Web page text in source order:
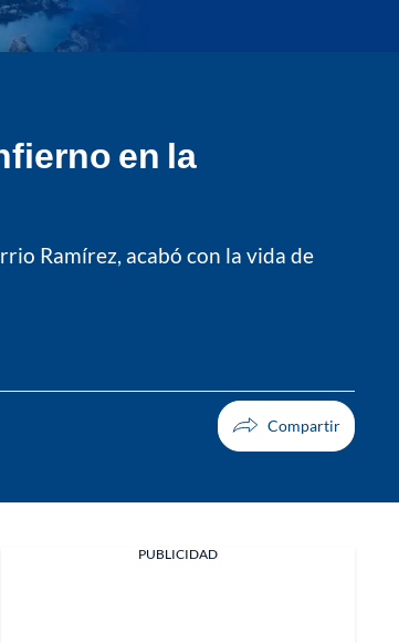
en la
Ramírez, acabó con la vida de
PUBLICIDAD